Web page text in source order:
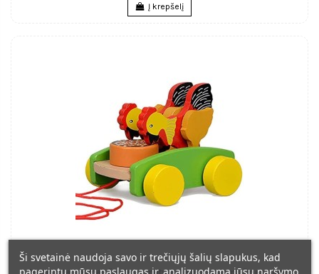
Į krepšelį
Ši svetainė naudoja savo ir trečiųjų šalių slapukus, kad